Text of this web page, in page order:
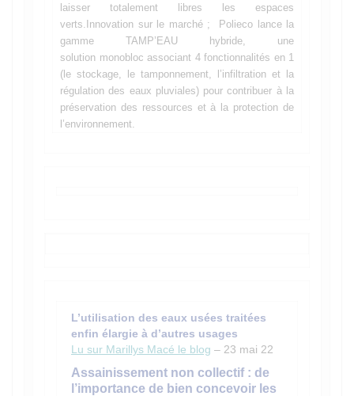
laisser totalement libres les espaces
verts. Innovation sur le marché ; Polieco lance la
gamme TAMP’EAU hybride, une
solution monobloc associant 4 fonctionnalités en 1
(le stockage, le tamponnement, l’infiltration et la
régulation des eaux pluviales) pour contribuer à la
préservation des ressources et à la protection de
l’environnement.
L’utilisation des eaux usées traitées
enfin élargie à d’autres usages
Lu sur Marillys Macé le blog – 23 mai 22
Assainissement non collectif : de
l’importance de bien concevoir les